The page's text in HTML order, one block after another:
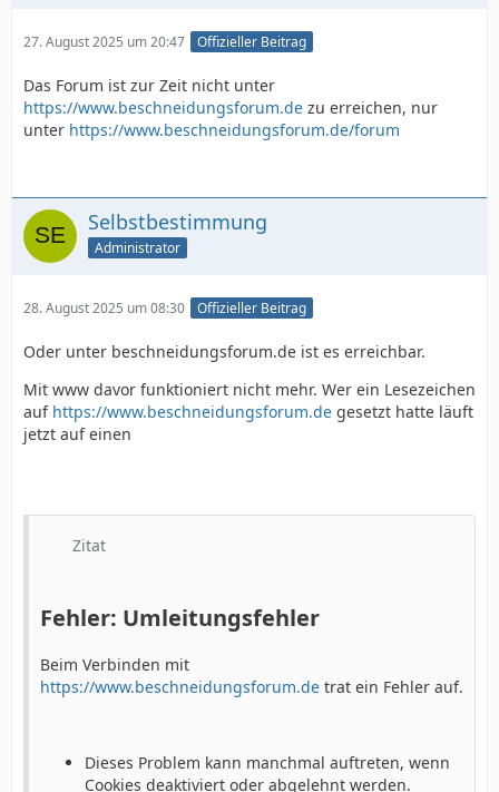
27. August 2025 um 20:47 Offizieller Beitrag
Das Forum ist zur Zeit nicht unter
https://www.beschneidungsforum.de zu erreichen, nur
unter https://www.beschneidungsforum.de/forum
Selbstbestimmung
Administrator
28. August 2025 um 08:30 Offizieller Beitrag
Oder unter beschneidungsforum.de ist es erreichbar.
Mit www davor funktioniert nicht mehr. Wer ein Lesezeichen
auf https://www.beschneidungsforum.de gesetzt hatte läuft
jetzt auf einen
Zitat
Fehler: Umleitungsfehler
Beim Verbinden mit
https://www.beschneidungsforum.de trat ein Fehler auf.
Dieses Problem kann manchmal auftreten, wenn
Cookies deaktiviert oder abgelehnt werden.